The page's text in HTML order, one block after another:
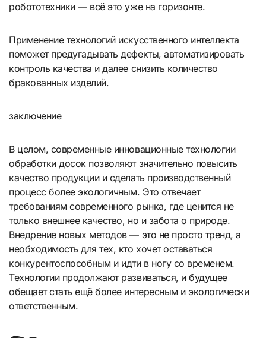
робототехники — всё это уже на горизонте.
Применение технологий искусственного интеллекта
поможет предугадывать дефекты, автоматизировать
контроль качества и далее снизить количество
бракованных изделий.
заключение
В целом, современные инновационные технологии
обработки досок позволяют значительно повысить
качество продукции и сделать производственный
процесс более экологичным. Это отвечает
требованиям современного рынка, где ценится не
только внешнее качество, но и забота о природе.
Внедрение новых методов — это не просто тренд, а
необходимость для тех, кто хочет оставаться
конкурентоспособным и идти в ногу со временем.
Технологии продолжают развиваться, и будущее
обещает стать ещё более интересным и экологически
ответственным.